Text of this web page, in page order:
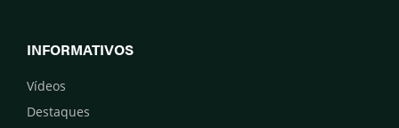
INFORMATIVOS
Vídeos
Destaques